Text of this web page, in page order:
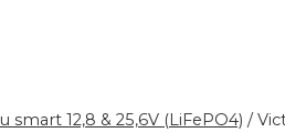
smart 12,8 & 25,6V (LiFePO4) /